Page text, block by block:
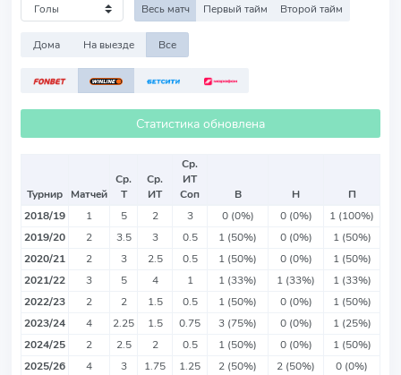
Весь матч Первый тайм Второй тайм
Дома На выезде Все
Статистика обновлена
Турнир Матчей
Ср.
Т
Ср.
ИТ
Ср.
ИТ
Соп
В Н
П
2018/19
1 5 2 3 0 (0%) 0 (0%)
1 (100%)
2019/20
2 3.5 3 0.5 1 (50%) 0 (0%)
1 (50%)
2020/21
2 3 2.5 0.5 1 (50%) 0 (0%)
1 (50%)
2021/22
3 5 4 1 1 (33%) 1 (33%)
1 (33%)
2022/23
2 2 1.5 0.5 1 (50%) 0 (0%)
1 (50%)
2023/24
4 2.25 1.5 0.75 3 (75%) 0 (0%)
1 (25%)
2024/25
2 2.5 2 0.5 1 (50%) 0 (0%)
1 (50%)
2025/26
4 3 1.75 1.25 2 (50%) 2 (50%)
0 (0%)